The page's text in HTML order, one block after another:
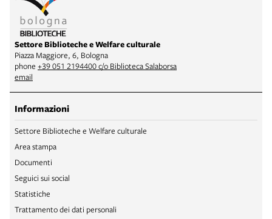
Settore Biblioteche e Welfare culturale
Piazza Maggiore, 6, Bologna
phone +39 051 2194400 c/o Biblioteca Salaborsa
email
Informazioni
Settore Biblioteche e Welfare culturale
Area stampa
Documenti
Seguici sui social
Statistiche
Trattamento dei dati personali